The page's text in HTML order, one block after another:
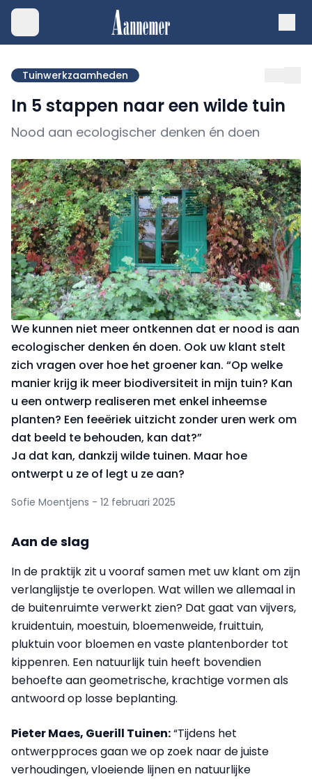
Tuinwerkzaamheden
In 5 stappen naar een wilde tuin
Nood aan ecologischer denken én doen
We kunnen niet meer ontkennen dat er nood is aan
ecologischer denken én doen. Ook uw klant stelt
zich vragen over hoe het groener kan. “Op welke
manier krijg ik meer biodiversiteit in mijn tuin? Kan
u een ontwerp realiseren met enkel inheemse
planten? Een feeëriek uitzicht zonder uren werk om
dat beeld te behouden, kan dat?”
Ja dat kan, dankzij wilde tuinen. Maar hoe
ontwerpt u ze of legt u ze aan?
Sofie Moentjens - 12 februari 2025
Aan de slag
In de praktijk zit u vooraf samen met uw klant om zijn
verlanglijstje te overlopen. Wat willen we allemaal in
de buitenruimte verwerkt zien? Dat gaat van vijvers,
kruidentuin, moestuin, bloemenweide, fruittuin,
pluktuin voor bloemen en vaste plantenborder tot
kippenren. Een natuurlijk tuin heeft bovendien
behoefte aan geometrische, krachtige vormen als
antwoord op losse beplanting.
Pieter Maes, Guerill Tuinen:“Tijdens het
ontwerpproces gaan we op zoek naar de juiste
verhoudingen, vloeiende lijnen en natuurlijke